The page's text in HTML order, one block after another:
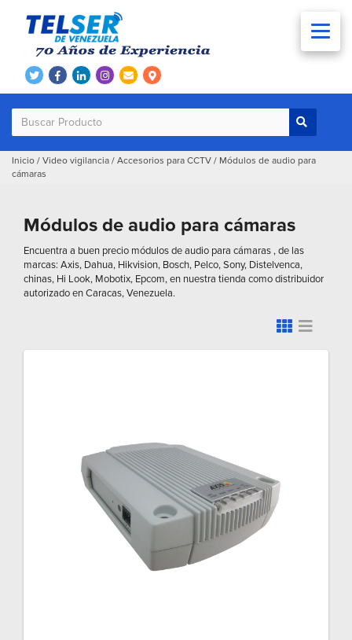
Inicio / Video vigilancia / Accesorios para CCTV / Módulos de audio para
cámaras
Módulos de audio para cámaras
Encuentra a buen precio módulos de audio para cámaras , de las
marcas: Axis, Dahua, Hikvision, Bosch, Pelco, Sony, Distelvenca,
chinas, Hi Look, Mobotix, Epcom, en nuestra tienda como distribuidor
autorizado en Caracas, Venezuela.